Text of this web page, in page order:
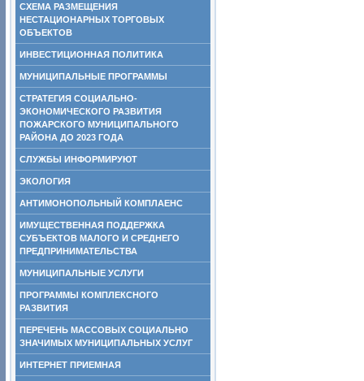
СХЕМА РАЗМЕЩЕНИЯ
НЕСТАЦИОНАРНЫХ ТОРГОВЫХ
ОБЪЕКТОВ
ИНВЕСТИЦИОННАЯ ПОЛИТИКА
МУНИЦИПАЛЬНЫЕ ПРОГРАММЫ
СТРАТЕГИЯ СОЦИАЛЬНО-
ЭКОНОМИЧЕСКОГО РАЗВИТИЯ
ПОЖАРСКОГО МУНИЦИПАЛЬНОГО
РАЙОНА ДО 2023 ГОДА
СЛУЖБЫ ИНФОРМИРУЮТ
ЭКОЛОГИЯ
АНТИМОНОПОЛЬНЫЙ КОМПЛАЕНС
ИМУЩЕСТВЕННАЯ ПОДДЕРЖКА
СУБЪЕКТОВ МАЛОГО И СРЕДНЕГО
ПРЕДПРИНИМАТЕЛЬСТВА
МУНИЦИПАЛЬНЫЕ УСЛУГИ
ПРОГРАММЫ КОМПЛЕКСНОГО
РАЗВИТИЯ
ПЕРЕЧЕНЬ МАССОВЫХ СОЦИАЛЬНО
ЗНАЧИМЫХ МУНИЦИПАЛЬНЫХ УСЛУГ
ИНТЕРНЕТ ПРИЕМНАЯ